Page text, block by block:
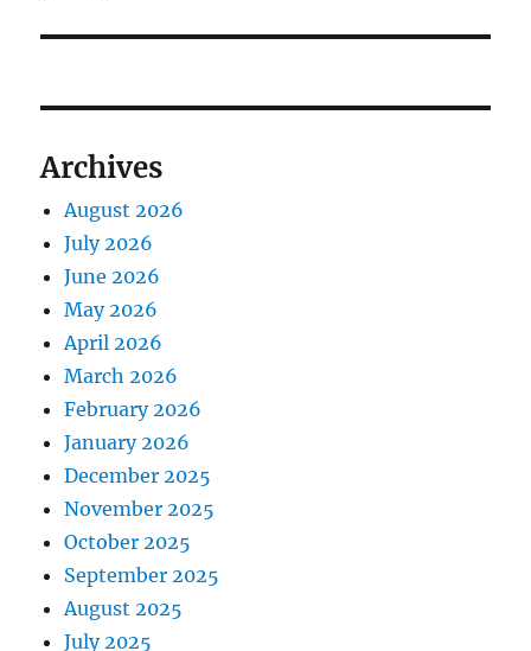
Archives
August 2026
July 2026
June 2026
May 2026
April 2026
March 2026
February 2026
January 2026
December 2025
November 2025
October 2025
September 2025
August 2025
July 2025